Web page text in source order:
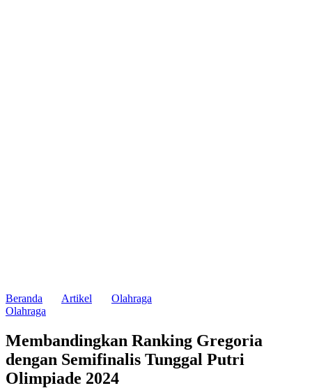
Beranda Artikel
Olahraga
Olahraga
Membandingkan Ranking Gregoria
dengan Semifinalis Tunggal Putri
Olimpiade 2024